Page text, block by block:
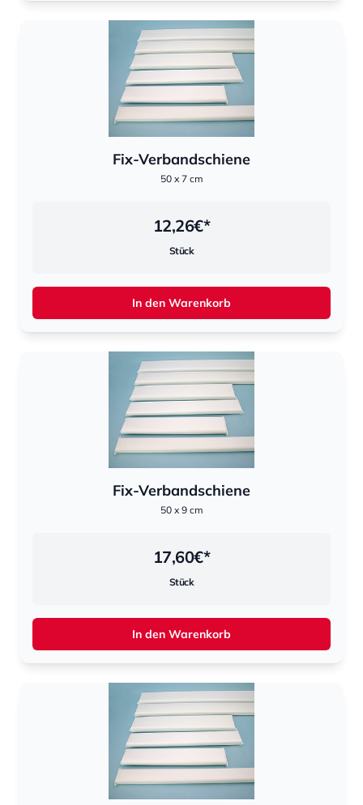
Fix-Verbandschiene
50 x 7 cm
12,26€*
Stück
In den Warenkorb
Fix-Verbandschiene
50 x 9 cm
17,60€*
Stück
In den Warenkorb